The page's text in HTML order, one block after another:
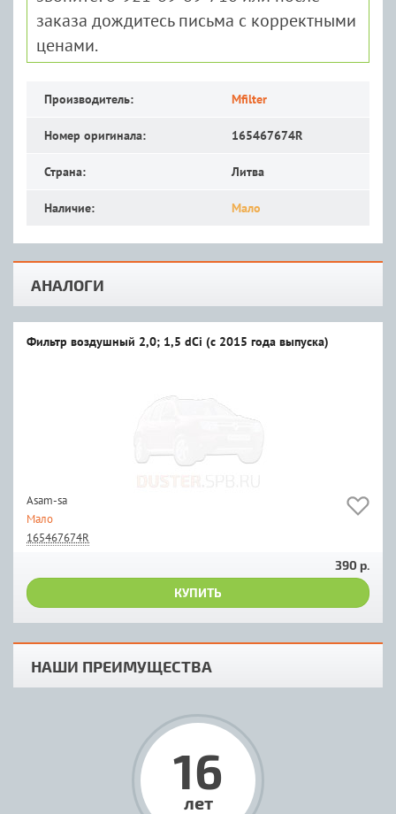
заказа дождитесь письма с корректными
ценами.
Производитель: Mfilter
Номер оригинала: 165467674R
Страна: Литва
Наличие: Мало
АНАЛОГИ
Фильтр воздушный 2,0; 1,5 dCi (с 2015 года выпуска)
Asam-sa
Мало
165467674R
390 р.
КУПИТЬ
НАШИ ПРЕИМУЩЕСТВА
16
лет